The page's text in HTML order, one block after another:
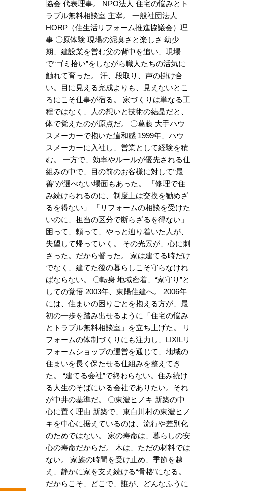
協会 代表理事。 NPO法人 住宅の悩みとト
ラブル無料相談室 主宰。 一般社団法人
HORP（住生活リフォーム推進協議会）理
事 〇原体験 現場の泥臭さと楽しさ 幼少
期、建設業を営む父の背中を追い、現場
で“ゴミ拾い”をしながら職人たちの活気に
触れて育った。 汗、段取り、声の掛け合
い。目に見える完成よりも、見えないとこ
ろにこそ仕事が宿る。 家づくりは単なる工
程ではなく、人の想いと技術の結晶だと、
体で覚えたのが原点だ。 〇葛藤 大手ハウ
スメーカーで抱いた違和感 1999年、ハウ
スメーカーに入社し、営業として経験を積
む。 一方で、効率やルールが優先される仕
組みの中で、目の前のお客様に対して“最
善”が選べない場面もあった。 「修理で住
み続けられるのに、制度上は交換を勧めざ
るを得ない」 「リフォームの相談を受けた
いのに、担当の区分で断らざるを得ない」
困って、頼って、やっと辿り着いた人が、
失望して帰っていく。 その光景が、心に刺
さった。だから誓った。 家は建てる時だけ
でなく、建てた後の暮らしこそ守らなけれ
ばならない。 〇転身 地域密着、“家守り”と
しての覚悟 2003年、東陽住建へ。 2006年
には、住まいの困りごとを抱える方が、最
初の一歩を踏み出せるように「住宅の悩み
とトラブル無料相談室」を立ち上げた。 リ
フォームの体制づくりにも注力し、LIXILリ
フォームショップの運営を通じて、地域の
住まいを長く保たせる仕組みを整えてき
た。 “建てる会社”で終わらない。住み続け
る人生のそばにいる会社でありたい。それ
が中井の基準だ。 〇東濃ヒノキ 新築の中
心に置く理由 新築で、東白川村の東濃ヒノ
キを中心に据えているのは、流行や差別化
のためではない。 家の寿命は、暮らしの安
心の寿命だからだ。 木は、ただの材料では
ない。 家族の時間を受け止め、季節を越
え、静かに家を支え続ける“骨格”になる。
だからこそ、どこで、誰が、どんなふうに